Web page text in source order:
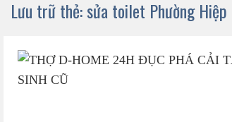
Lưu trữ thẻ:sửa toilet Phường Hiệp